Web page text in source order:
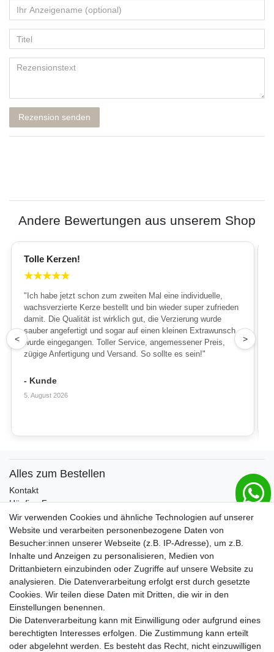
Rezension senden
Andere Bewertungen aus unserem Shop
Tolle Kerzen!
★★★★★
"Ich habe jetzt schon zum zweiten Mal eine individuelle,
wachsverzierte Kerze bestellt und bin wieder super zufrieden
damit. Die Qualität ist wirklich gut, die Verzierung wurde
sauber angefertigt und sogar auf einen kleinen Extrawunsch
wurde eingegangen. Toller Service, angemessener Preis,
zügige Anfertigung und Versand. So sollte es sein!"
- Kunde
5. August 2026
< >
Alles zum Bestellen
Kontakt
Häufige Fragen
Zahlungsmöglichkeiten
Versandbedingungen
Widerrufsrecht
Vertrag widerrufen
Über uns und unsere Kerzen
Team
Unternehmen / Philosophie
Kerzenpflege und Abbrennhinweise
Wir verwenden Cookies und ähnliche Technologien auf unserer
Website und verarbeiten personenbezogene Daten von
Besucher:innen unserer Webseite (z.B. IP-Adresse), um z.B.
Inhalte und Anzeigen zu personalisieren, Medien von
Drittanbietern einzubinden oder Zugriffe auf unsere Website zu
analysieren. Die Datenverarbeitung erfolgt erst durch gesetzte
Cookies. Wir teilen diese Daten mit Dritten, die wir in den
Einstellungen benennen.
Die Datenverarbeitung kann mit Einwilligung oder aufgrund eines
berechtigten Interesses erfolgen. Die Zustimmung kann erteilt
oder abgelehnt werden. Es besteht das Recht, nicht einzuwilligen